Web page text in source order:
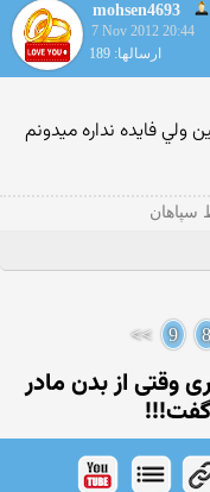
mohsen4693
7 Nov 2012 20:44
ارسالها: 189
فايده نداره ميدونم
سپاهان
8
9
>>
وقتی از بدن مادر
گفت!!!